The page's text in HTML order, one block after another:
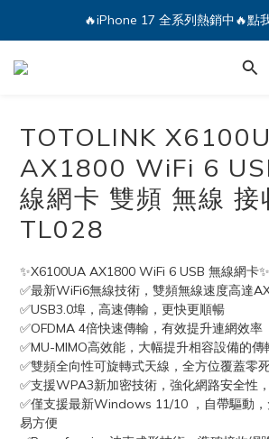
🔥iPhone 17 全系列熱銷中🔥點
💕加入Q哥 Line 新好友領優
🔥iPhone 17 全系列熱銷中🔥
TOTOLINK
AX1800 WiFi 6
線網卡 雙頻 無線 接
TL028
✨X6100UA AX1800 WiFi 6 USB 無線網卡✨
✅最新WiFi6無線技術，雙頻無線速度高達
✅USB3.0埠，高速傳輸，更快更順暢
✅OFDMA 4倍快速傳輸，有效提升連網效率
✅MU-MIMO高效能，大幅提升相容設備的傳
✅雙頻全向性可旋轉式天線，全方位覆蓋零
✅支援WPA3新加密技術，強化網路安全性
✅僅支援最新Windows 11/10 ，自帶驅動
易方便